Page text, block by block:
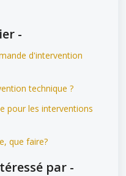
-
d'intervention
technique ?
pour les interventions
que faire?
par -